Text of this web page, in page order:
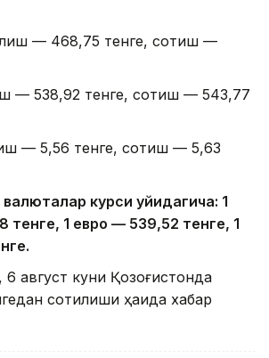
— 468,75 тенге, сотиш —
— 538,92 тенге, сотиш — 543,77
— 5,56 тенге, сотиш — 5,63
курси қуйидагича: 1
8 тенге, 1 евро — 539,52 тенге, 1
6 август куни Қозоғистонда
сотилиши ҳақида хабар